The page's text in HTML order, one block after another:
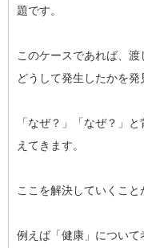
題です。
このケースであれば、渡
どうして発生したかを発
「なぜ？」「なぜ？」
えてきます。
ここを解決していくこと
例えば「健康」について